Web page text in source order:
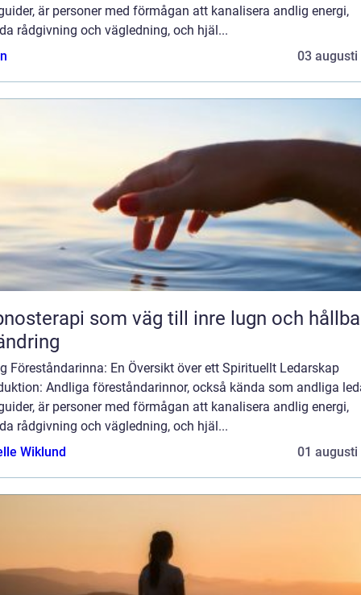
är personer med förmågan att kanalisera andlig energi,
rådgivning och vägledning, och hjäl...
03 augusti
som väg till inre lugn och
Föreståndarinna: En Översikt över ett Spirituellt Ledarskap
Andliga föreståndarinnor, också kända som andliga
är personer med förmågan att kanalisera andlig energi,
rådgivning och vägledning, och hjäl...
Wiklund
01 augusti